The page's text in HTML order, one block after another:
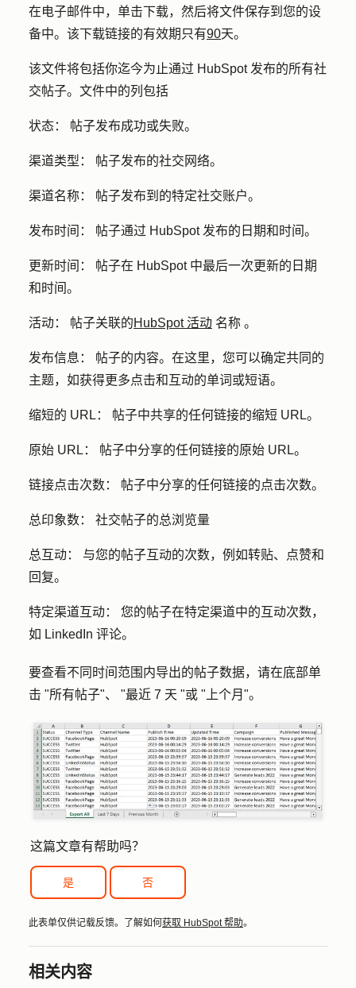
在电子邮件中，单击下载，然后将文件保存到您的设
备中。该下载链接的有效期只有90天。
该文件将包括你迄今为止通过 HubSpot 发布的所有社
交帖子。文件中的列包括
状态： 帖子发布成功或失败。
渠道类型： 帖子发布的社交网络。
渠道名称： 帖子发布到的特定社交账户。
发布时间： 帖子通过 HubSpot 发布的日期和时间。
更新时间：
帖子在 HubSpot 中最后一次更新的日期
和时间。
活动： 帖子关联的HubSpot 活动 名称 。
发布信息： 帖子的内容。在这里，您可以确定共同的
主题，如获得更多点击和互动的单词或短语。
缩短的 URL： 帖子中共享的任何链接的缩短 URL。
原始 URL： 帖子中分享的任何链接的原始 URL。
链接点击次数： 帖子中分享的任何链接的点击次数。
总印象数： 社交帖子的总浏览量
总互动： 与您的帖子互动的次数，例如转贴、点赞和
回复。
特定渠道互动： 您的帖子在特定渠道中的互动次数，
如 LinkedIn 评论。
要查看不同时间范围内导出的帖子数据，请在底部单
击 "所有帖子"、 "最近 7 天 "或 "上个月 "。
这篇文章有帮助吗？
是 否
此表单仅供记载反馈。了解如何 获取 HubSpot 帮助。
相关内容